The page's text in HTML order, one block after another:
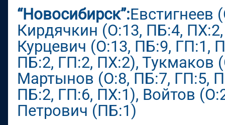
“Новосибирск”:Евстигнеев
Кирдячкин (О:13, ПБ:4,
Курцевич (О:13, ПБ:9, ГП:1,
ПБ:2, ГП:2, ПХ:2), Тукмаков
Мартынов (О:8, ПБ:7, ГП:5,
ПБ:2, ГП:6, ПХ:1), Войтов
Петрович (ПБ:1)